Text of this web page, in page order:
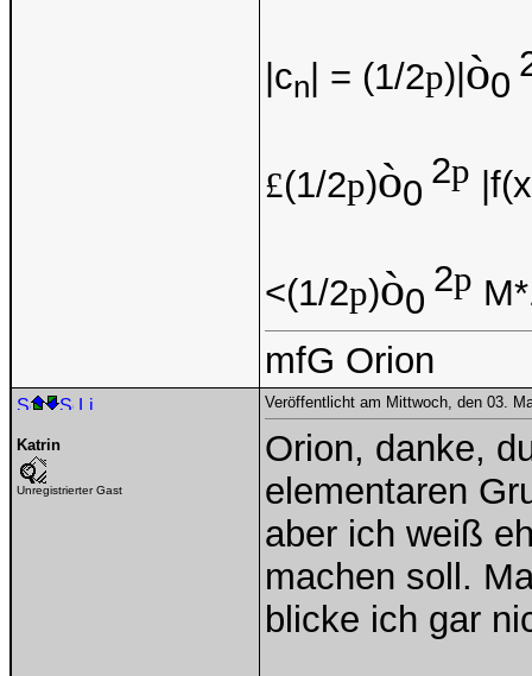
|cn | = (1/2p)| ò0
£(1/2p)ò0
2p
<(1/2p)ò0
2p
mfG Orion
Katrin
Unregistrierter Gast
Veröffentlicht am Mittwoch, den 03.
Orion, danke,
elementaren
aber ich weiß
machen soll.
blicke ich gar